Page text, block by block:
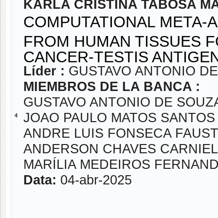
4
KARLA CRISTINA TABOSA
COMPUTATIONAL META-
FROM HUMAN TISSUES
CANCER-TESTIS
Líder : GUSTAVO ANTONIO
MIEMBROS DE LA BANCA :
GUSTAVO ANTONIO DE
JOAO PAULO MATOS
ANDRE LUIS FONSECA
ANDERSON CHAVES CARNIEL
MARÍLIA MEDEIROS
Data: 04-abr-2025